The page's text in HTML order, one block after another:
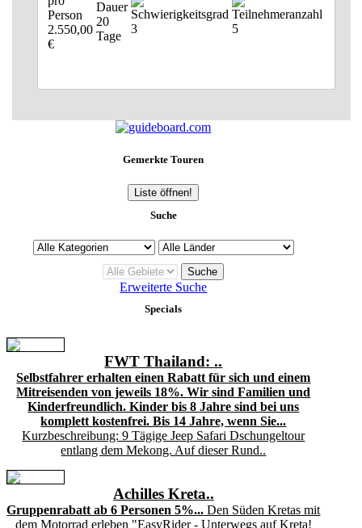
2.550,00
€
20
Tage
3 5
Gemerkte Touren
Liste öffnen!
Suche
Erweiterte Suche
Specials
FWT Thailand: ..
Selbstfahrer erhalten einen Rabatt für sich und einem
Mitreisenden von jeweils 18%. Wir sind Familien und
Kinderfreundlich. Kinder bis 8 Jahre sind bei uns
komplett kostenfrei. Bis 14 Jahre, wenn Sie...
Kurzbeschreibung: 9 Tägige Jeep Safari Dschungeltour
entlang dem Mekong. Auf dieser Rund..
Achilles Kreta..
Gruppenrabatt ab 6 Personen 5%... Den Süden Kretas mit
dem Motorrad erleben "EasyRider - Unterwegs auf Kreta!